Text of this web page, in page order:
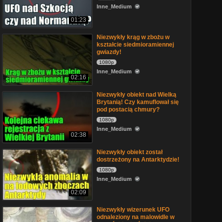
01:23
Inne_Medium
02:16
Niezwykły krąg w zbożu w
kształcie siedmioramiennej
gwiazdy!
1080p
Inne_Medium
02:38
Niezwykły obiekt nad Wielką
Brytanią! Czy kamuflował się
pod postacią chmury?
1080p
Inne_Medium
02:09
Niezwykły obiekt został
dostrzeżony na Antarktydzie!
1080p
Inne_Medium
Niezwykły wizerunek UFO
odnaleziony na malowidle w